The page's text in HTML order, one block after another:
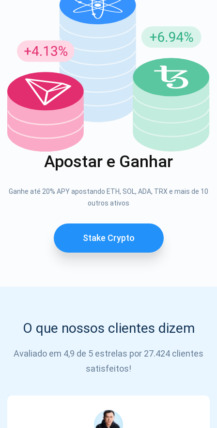
Apostar e Ganhar
Ganhe até 20% APY apostando ETH, SOL, ADA, TRX e mais de 10
outros ativos
Stake Crypto
O que nossos clientes dizem
Avaliado em 4,9 de 5 estrelas por 27.424 clientes
satisfeitos!
1000.000
SE
INSCREVER
support@atomicwallet.io
Confira nosso YouTube
Inscreva-se para atualizações
Seja o primeiro a receber as últimas atualizações do
projeto e guias de criptografia
Se inscrever